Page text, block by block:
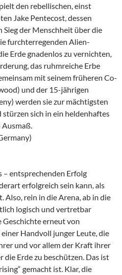
den rebellischen, einst
Jake Pentecost, dessen
Sieg der Menschheit über die
furchterregenden Alien-
Erde gnadenlos zu vernichten,
das ruhmreiche Erbe
mit seinem früheren Co-
und der 15-jährigen
werden sie zur mächtigsten
sich in ein heldenhaftes
– entsprechenden Erfolg
erfolgreich sein kann, als
Also, rein in die Arena, ab in die
logisch und vertretbar
erneut von
Handvoll junger Leute, die
und vor allem der Kraft ihrer
Erde zu beschützen. Das ist
gemacht ist. Klar, die